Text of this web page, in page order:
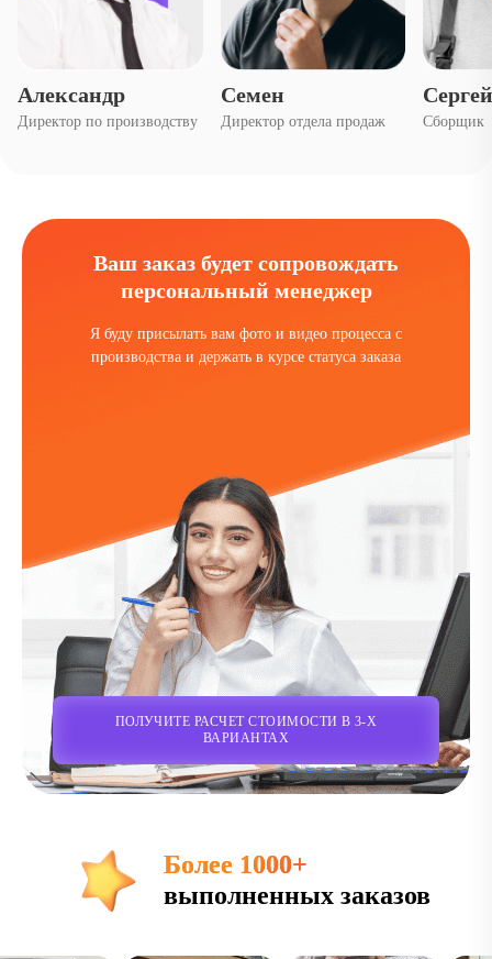
Александр
Директор по производству
Семен
Директор отдела продаж Сборщик
Ваш заказ будет сопровождать
персональный менеджер
Я буду присылать вам фото и видео процесса с
производства и держать в курсе статуса заказа
ПОЛУЧИТЕ РАСЧЕТ СТОИМОСТИ В 3-Х
ВАРИАНТАХ
Более 1000+
выполненных заказов